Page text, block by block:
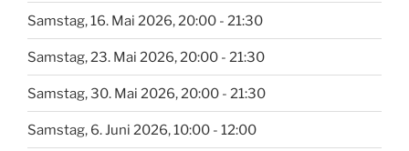
Samstag, 16. Mai 2026, 20:00 - 21:30
Samstag, 23. Mai 2026, 20:00 - 21:30
Samstag, 30. Mai 2026, 20:00 - 21:30
Samstag, 6. Juni 2026, 10:00 - 12:00